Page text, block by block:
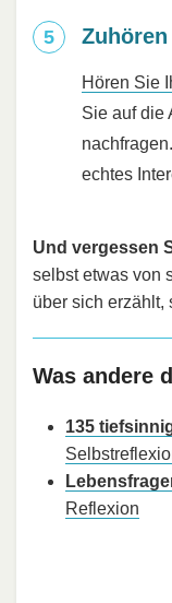
Zuhören
Hören Sie
Sie auf die
echtes
Und vergessen
selbst etwas von
über sich erzählt,
Was andere
135
Reflexion